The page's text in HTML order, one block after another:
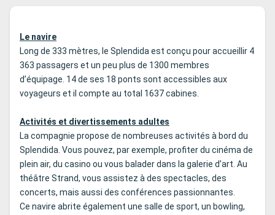
Le navire
Long de 333 mètres, le Splendida est conçu pour accueillir 4
363 passagers et un peu plus de 1300 membres
d’équipage. 14 de ses 18 ponts sont accessibles aux
voyageurs et il compte au total 1637 cabines.
Activités et divertissements adultes
La compagnie propose de nombreuses activités à bord du
Splendida. Vous pouvez, par exemple, profiter du cinéma de
plein air, du casino ou vous balader dans la galerie d’art. Au
théâtre Strand, vous assistez à des spectacles, des
concerts, mais aussi des conférences passionnantes.
Ce navire abrite également une salle de sport, un bowling,